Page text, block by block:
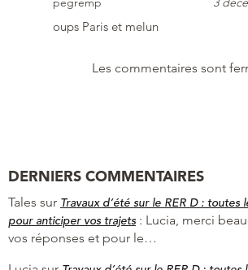
oups Paris et melun
Les commentaires sont
DERNIERS COMMENTAIRES
Tales sur Travaux d’été sur le RER D : toutes
pour anticiper vos trajets : Lucia, merci
vos réponses et pour le…